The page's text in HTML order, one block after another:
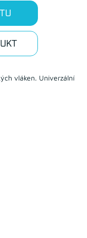
vláken. Univerzální